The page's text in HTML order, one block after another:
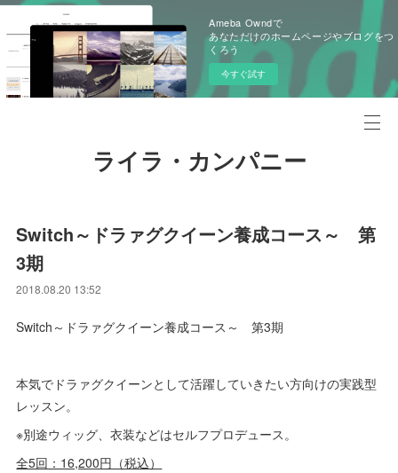
Ameba Owndで
あなただけのホームページやブログをつ
くろう
今すぐ試す
ライラ・カンパニー
Switch～ドラァグクイーン養成コース～ 第
3期
2018.08.20 13:52
Switch～ドラァグクイーン養成コース～ 第3期
本気でドラァグクイーンとして活躍していきたい方向けの実践型
レッスン。
※別途ウィッグ、衣装などはセルフプロデュース。
全5回：16,200円（税込）